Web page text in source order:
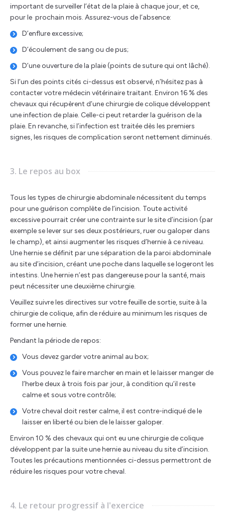
important de surveiller l’état de la plaie à chaque jour, et ce,
pour le prochain mois. Assurez-vous de l’absence:
D’enflure excessive;
D’écoulement de sang ou de pus;
D’une ouverture de la plaie (points de suture qui ont lâché).
Si l’un des points cités ci-dessus est observé, n’hésitez pas à
contacter votre médecin vétérinaire traitant. Environ 16 % des
chevaux qui récupèrent d’une chirurgie de colique développent
une infection de plaie. Celle-ci peut retarder la guérison de la
plaie. En revanche, si l’infection est traitée dès les premiers
signes, les risques de complication seront nettement diminués.
3. Le repos au box
Tous les types de chirurgie abdominale nécessitent du temps
pour une guérison complète de l’incision. Toute activité
excessive pourrait créer une contrainte sur le site d’incision (par
exemple se lever sur ses deux postérieurs, ruer ou galoper dans
le champ), et ainsi augmenter les risques d’hernie à ce niveau.
Une hernie se définit par une séparation de la paroi abdominale
au site d’incision, créant une poche dans laquelle se logeront les
intestins. Une hernie n’est pas dangereuse pour la santé, mais
peut nécessiter une deuxième chirurgie.
Veuillez suivre les directives sur votre feuille de sortie, suite à la
chirurgie de colique, afin de réduire au minimum les risques de
former une hernie.
Pendant la période de repos:
Vous devez garder votre animal au box;
Vous pouvez le faire marcher en main et le laisser manger de
l’herbe deux à trois fois par jour, à condition qu’il reste
calme et sous votre contrôle;
Votre cheval doit rester calme, il est contre-indiqué de le
laisser en liberté ou bien de le laisser galoper.
Environ 10 % des chevaux qui ont eu une chirurgie de colique
développent par la suite une hernie au niveau du site d’incision.
Toutes les précautions mentionnées ci-dessus permettront de
réduire les risques pour votre cheval.
4. Le retour progressif à l'exercice